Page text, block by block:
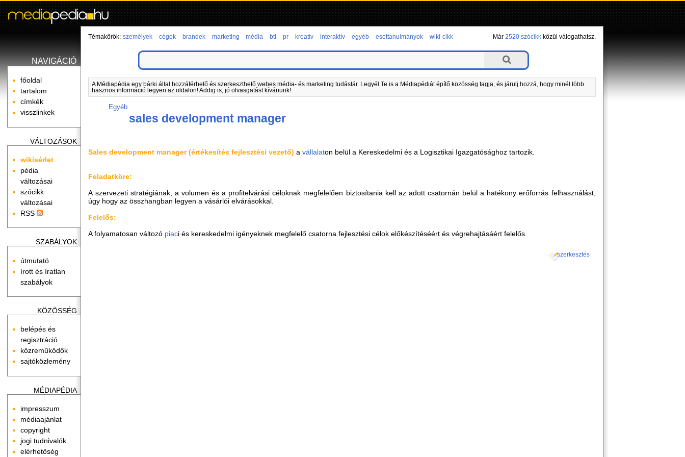
NAVIGÁCIÓ
főoldal
tartalom
címkék
visszlinkek
VÁLTOZÁSOK
wikísérlet
pédia
változásai
szócikk
változásai
RSS
SZABÁLYOK
útmutató
írott és íratlan
szabályok
KÖZÖSSÉG
belépés és
regisztráció
közreműködők
sajtóközlemény
MÉDIAPÉDIA
impresszum
médiaajánlat
copyright
jogi tudnivalók
elérhetőség
Témakörök: személyek cégek brandek marketing média btl pr kreatív interaktív egyéb esettanulmányok wiki-cikk Már 2520 szócikkközül válogathatsz.
A Médiapédia egy bárki által hozzáférhető és szerkeszthető webes média- és marketing tudástár. Legyél Te is a Médiapédiát építő közösség tagja, és járulj hozzá, hogy minél több
hasznos információ legyen az oldalon! Addig is, jó olvasgatást kívánunk!
Egyéb
sales development manager
Sales development manager (értékesítés fejlesztési vezető)avállalaton belül a Kereskedelmi és a Logisztikai Igazgatósághoz tartozik.
Feladatköre:
A szervezeti stratégiának, a volumen és a profitelvárási céloknak megfelelően biztosítania kell az adott csatornán belül a hatékony erőforrás felhasználást,
úgy hogy az összhangban legyen a vásárlói elvárásokkal.
Felelős:
A folyamatosan változó piaci és kereskedelmi igényeknek megfelelő csatorna fejlesztési célok előkészítéséért és végrehajtásáért felelős.
szerkesztés